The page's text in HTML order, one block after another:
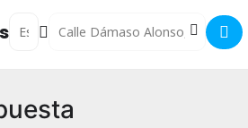
Address - Cartelera Cines Artesiete []
Destination Address - Cartelera